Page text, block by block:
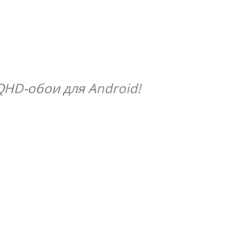
обои для Android!